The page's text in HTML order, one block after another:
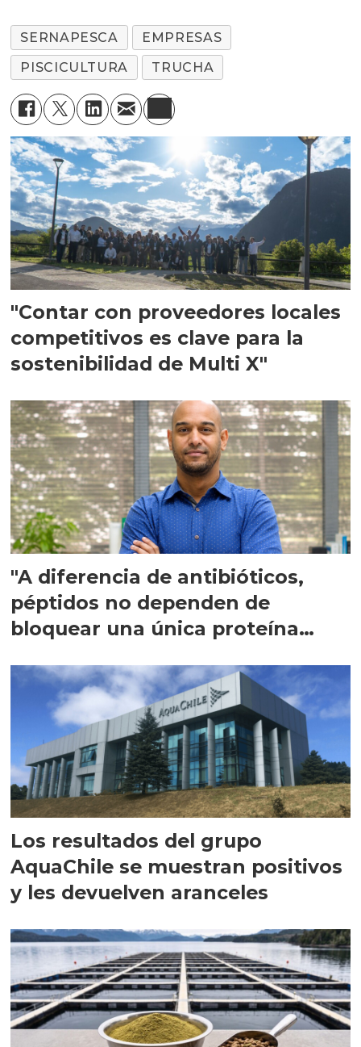
SERNAPESCA
EMPRESAS
PISCICULTURA
TRUCHA
"Contar con proveedores locales
competitivos es clave para la
sostenibilidad de Multi X"
"A diferencia de antibióticos,
péptidos no dependen de
bloquear una única proteína
Los resultados del grupo
AquaChile se muestran positivos
y les devuelven aranceles